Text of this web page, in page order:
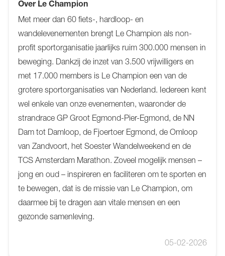
Over Le Champion
Met meer dan 60 fiets-, hardloop- en
wandelevenementen brengt Le Champion als non-
profit sportorganisatie jaarlijks ruim 300.000 mensen in
beweging. Dankzij de inzet van 3.500 vrijwilligers en
met 17.000 members is Le Champion een van de
grotere sportorganisaties van Nederland. Iedereen kent
wel enkele van onze evenementen, waaronder de
strandrace GP Groot Egmond-Pier-Egmond, de NN
Dam tot Damloop, de Fjoertoer Egmond, de Omloop
van Zandvoort, het Soester Wandelweekend en de
TCS Amsterdam Marathon. Zoveel mogelijk mensen –
jong en oud – inspireren en faciliteren om te sporten en
te bewegen, dat is de missie van Le Champion, om
daarmee bij te dragen aan vitale mensen en een
gezonde samenleving.
05-02-2026